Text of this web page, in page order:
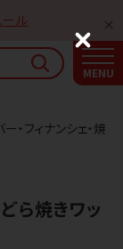
ル
・フィナンシェ・焼菓
ら焼きワッ
C
l
o